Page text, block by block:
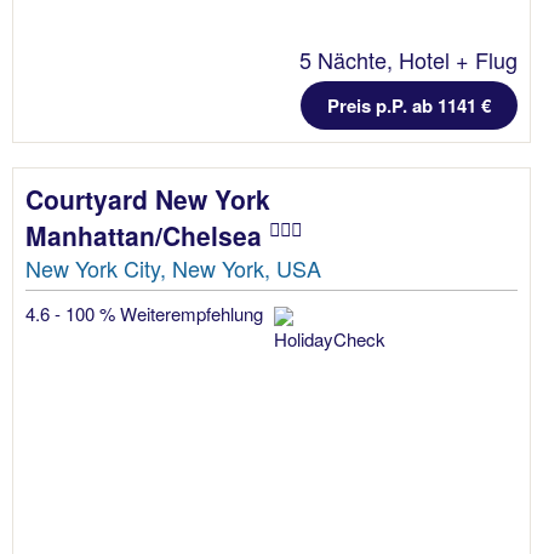
5 Nächte, Hotel + Flug
Preis p.P. ab 1141 €
Courtyard New York
Manhattan/Chelsea
New York City, New York, USA
4.6 - 100 % Weiterempfehlung